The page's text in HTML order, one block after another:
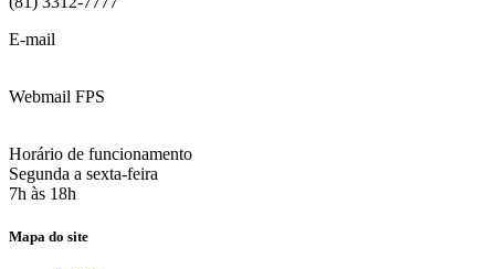
E-mail
Webmail FPS
Horário de funcionamento
Segunda a sexta-feira
7h às 18h
Mapa do site